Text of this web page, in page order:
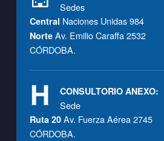
Sedes
Central Naciones Unidas 984
Norte Av. Emilio Caraffa 2532
CÓRDOBA.
CONSULTORIO ANEXO:
Sede
Ruta 20Av. Fuerza Aérea 2745
CÓRDOBA.